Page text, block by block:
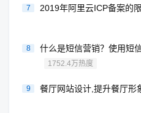
7 2019年阿里云ICP备案的
8 什么是短信营销？使用短
1752.4万热度
9 餐厅网站设计,提升餐厅形